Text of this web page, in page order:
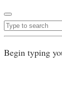
Begin typing